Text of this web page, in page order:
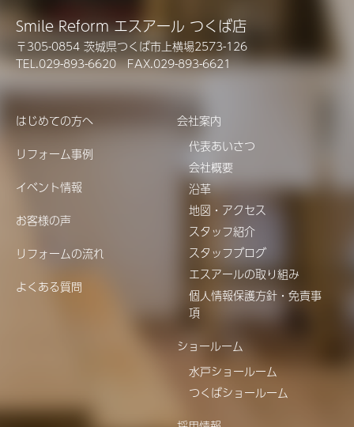
Smile Reform エスアール つくば店
〒305-0854 茨城県つくば市上横場2573-126
TEL.029-893-6620 FAX.029-893-6621
はじめての方へ
リフォーム事例
イベント情報
お客様の声
リフォームの流れ
よくある質問
会社案内
代表あいさつ
会社概要
沿革
地図・アクセス
スタッフ紹介
スタッフブログ
エスアールの取り組み
個人情報保護方針・免責事
項
ショールーム
水戸ショールーム
つくばショールーム